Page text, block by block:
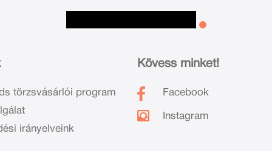
törzsvásárlói program
irányelveink
Kövess minket!
Facebook
Instagram